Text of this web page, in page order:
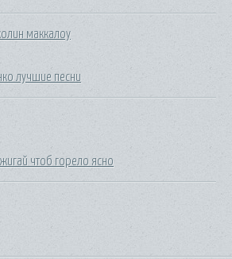
маккалоу
лучшие песни
чтоб горело ясно